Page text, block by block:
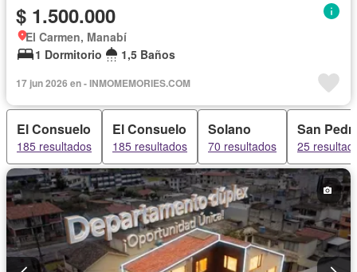
$ 1.500.000
El Carmen, Manabí
1 Dormitorio
1,5 Baños
17 jun 2026 en - INMOMEMORIES.COM
El Consuelo
185 resultados
El Consuelo
185 resultados
Solano
70 resultados
San
25